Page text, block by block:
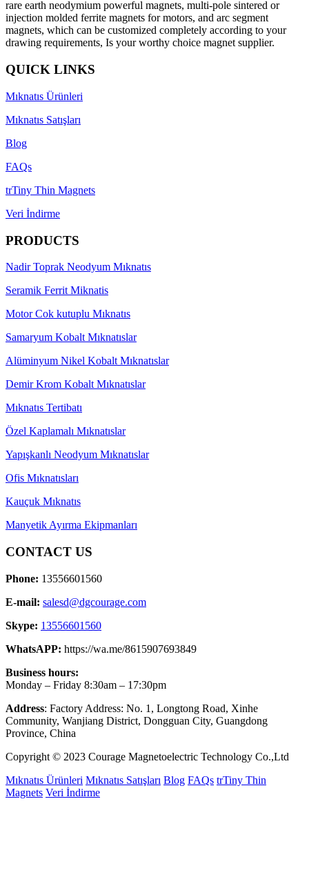
rare earth neodymium powerful magnets, multi-pole sintered or
injection molded ferrite magnets for motors, and arc segment
magnets, which can be customized completely according to your
drawing requirements, Is your worthy choice magnet supplier.
QUICK LINKS
Mıknatıs Ürünleri
Mıknatıs Satışları
Blog
FAQs
trTiny Thin Magnets
Veri İndirme
PRODUCTS
Nadir Toprak Neodyum Mıknatıs
Seramik Ferrit Miknatis
Motor Cok kutuplu Mıknatıs
Samaryum Kobalt Mıknatıslar
Alüminyum Nikel Kobalt Mıknatıslar
Demir Krom Kobalt Mıknatıslar
Mıknatıs Tertibatı
Özel Kaplamalı Mıknatıslar
Yapışkanlı Neodyum Mıknatıslar
Ofis Mıknatısları
Kauçuk Mıknatıs
Manyetik Ayırma Ekipmanları
CONTACT US
Phone: 13556601560
E-mail: salesd@dgcourage.com
Skype: 13556601560
WhatsAPP: https://wa.me/8615907693849
Business hours:
Monday – Friday 8:30am – 17:30pm
Address: Factory Address: No. 1, Longtong Road, Xinhe
Community, Wanjiang District, Dongguan City, Guangdong
Province, China
Copyright © 2023 Courage Magnetoelectric Technology Co.,Ltd
Mıknatıs Ürünleri Mıknatıs Satışları Blog FAQs trTiny Thin
Magnets Veri İndirme